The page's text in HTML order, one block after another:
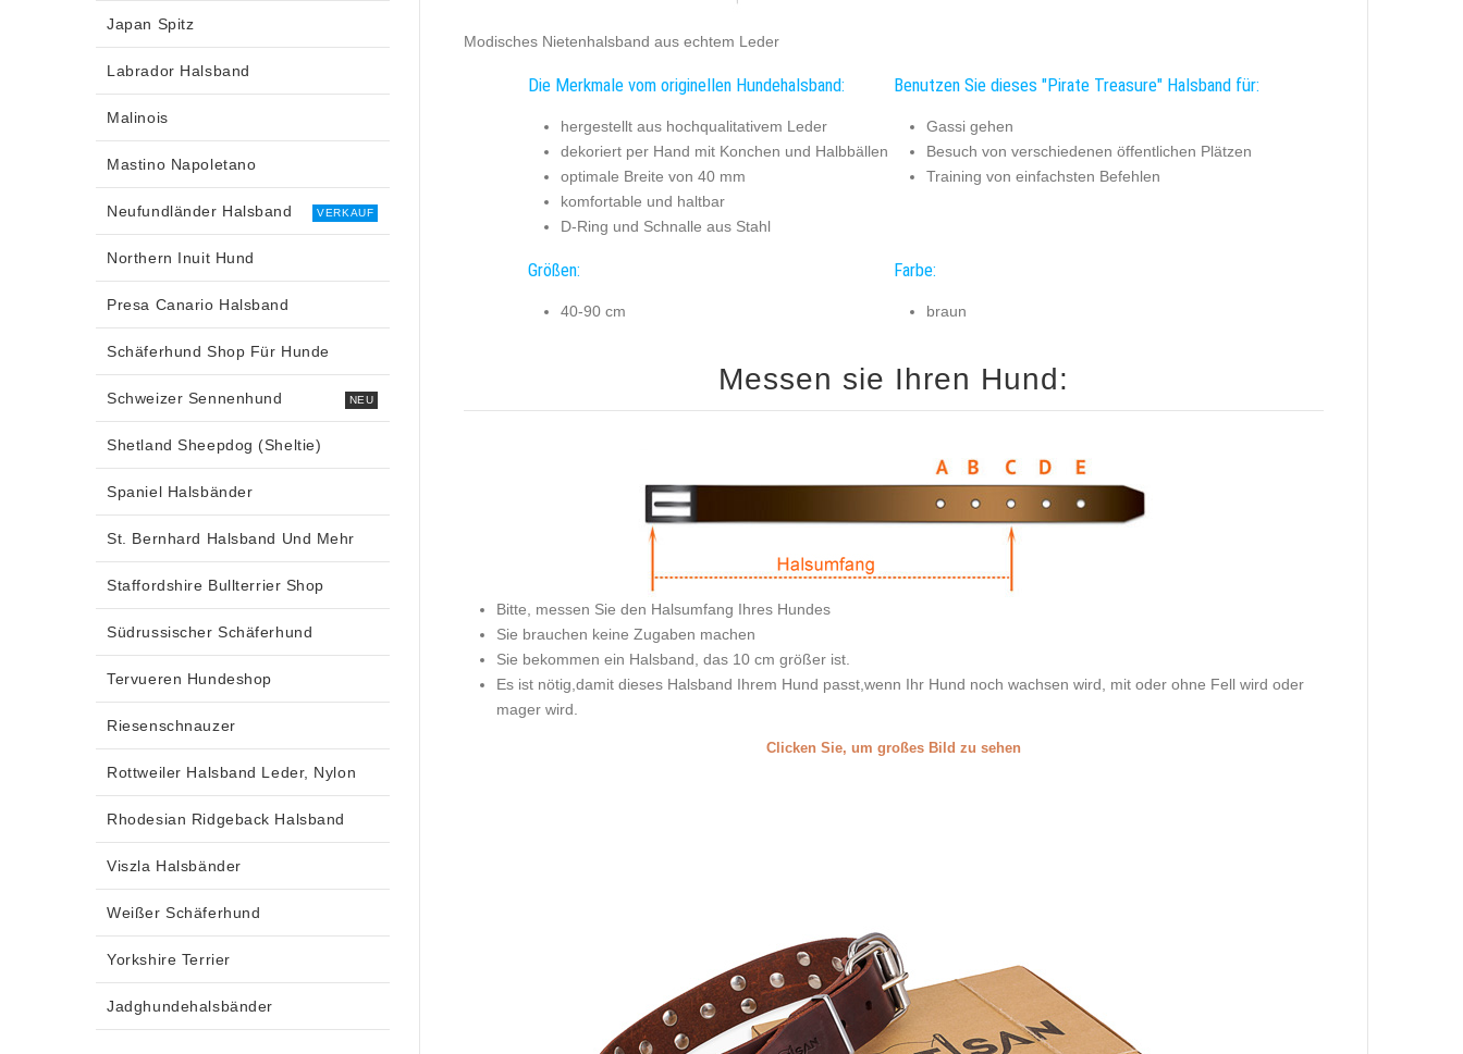
Modisches Nietenhalsband aus echtem Leder
Die Merkmale vom originellen Hundehalsband:
hergestellt aus hochqualitativem Leder
dekoriert per Hand mit Konchen und Halbbällen
optimale Breite von 40 mm
komfortable und haltbar
D-Ring und Schnalle aus Stahl
Benutzen Sie dieses "Pirate Treasure" Halsband für:
Gassi gehen
Besuch von verschiedenen öffentlichen Plätzen
Training von einfachsten Befehlen
Größen:
40-90 cm
Farbe:
braun
Messen sie Ihren Hund:
Bitte, messen Sie den Halsumfang Ihres Hundes
Sie brauchen keine Zugaben machen
Sie bekommen ein Halsband, das 10 cm größer ist.
Es ist nötig,damit dieses Halsband Ihrem Hund passt,wenn Ihr Hund noch wachsen wird, mit oder ohne Fell wird oder
mager wird.
Clicken Sie, um großes Bild zu sehen
Japan Spitz
Labrador Halsband
Malinois
Mastino Napoletano
Neufundländer Halsband VERKAUF
Northern Inuit Hund
Presa Canario Halsband
Schäferhund Shop Für Hunde
Schweizer Sennenhund NEU
Shetland Sheepdog (Sheltie)
Spaniel Halsbänder
St. Bernhard Halsband Und Mehr
Staffordshire Bullterrier Shop
Südrussischer Schäferhund
Tervueren Hundeshop
Riesenschnauzer
Rottweiler Halsband Leder, Nylon
Rhodesian Ridgeback Halsband
Viszla Halsbänder
Weißer Schäferhund
Yorkshire Terrier
Jadghundehalsbänder